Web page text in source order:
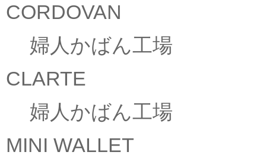
CORDOVAN
婦人かばん工場
CLARTE
婦人かばん工場
MINI WALLET